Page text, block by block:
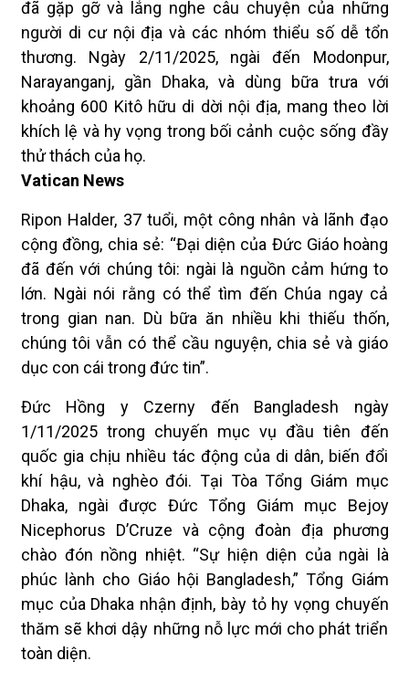
đã gặp gỡ và lắng nghe câu chuyện của những
người di cư nội địa và các nhóm thiểu số dễ tổn
thương. Ngày 2/11/2025, ngài đến Modonpur,
Narayanganj, gần Dhaka, và dùng bữa trưa với
khoảng 600 Kitô hữu di dời nội địa, mang theo lời
khích lệ và hy vọng trong bối cảnh cuộc sống đầy
thử thách của họ.
Vatican News
Ripon Halder, 37 tuổi, một công nhân và lãnh đạo
cộng đồng, chia sẻ: “Đại diện của Đức Giáo hoàng
đã đến với chúng tôi: ngài là nguồn cảm hứng to
lớn. Ngài nói rằng có thể tìm đến Chúa ngay cả
trong gian nan. Dù bữa ăn nhiều khi thiếu thốn,
chúng tôi vẫn có thể cầu nguyện, chia sẻ và giáo
dục con cái trong đức tin”.
Đức Hồng y Czerny đến Bangladesh ngày
1/11/2025 trong chuyến mục vụ đầu tiên đến
quốc gia chịu nhiều tác động của di dân, biến đổi
khí hậu, và nghèo đói. Tại Tòa Tổng Giám mục
Dhaka, ngài được Đức Tổng Giám mục Bejoy
Nicephorus D’Cruze và cộng đoàn địa phương
chào đón nồng nhiệt. “Sự hiện diện của ngài là
phúc lành cho Giáo hội Bangladesh,” Tổng Giám
mục của Dhaka nhận định, bày tỏ hy vọng chuyến
thăm sẽ khơi dậy những nỗ lực mới cho phát triển
toàn diện.